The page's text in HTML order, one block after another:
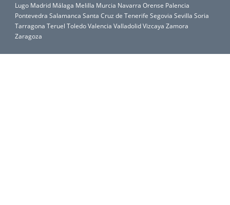
Lugo Madrid Málaga Melilla Murcia Navarra Orense Palencia
Pontevedra Salamanca Santa Cruz de Tenerife Segovia Sevilla Soria
Tarragona Teruel ToledoValencia ValladolidVizcaya Zamora
Zaragoza